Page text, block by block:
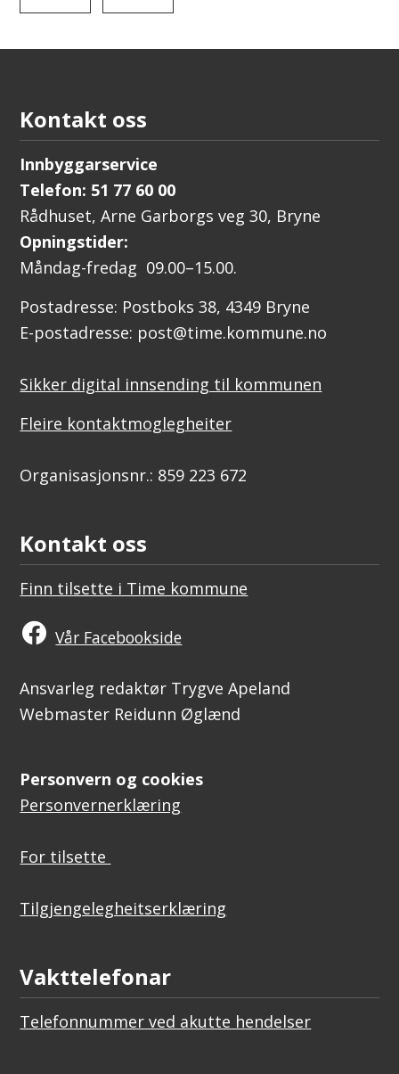
Kontakt oss
Innbyggarservice
Telefon: 51 77 60 00
Rådhuset, Arne Garborgs veg 30, Bryne
Opningstider:
Måndag-fredag 09.00–15.00.
Postadresse: Postboks 38, 4349 Bryne
E-postadresse: post@time.kommune.no
Sikker digital innsending til kommunen
Fleire kontaktmoglegheiter
Organisasjonsnr.: 859 223 672
Kontakt oss
Finn tilsette i Time kommune
Vår Facebookside
Ansvarleg redaktør Trygve Apeland
Webmaster Reidunn Øglænd
Personvern og cookies
Personvernerklæring
For tilsette
Tilgjengelegheitserklæring
Vakttelefonar
Telefonnummer ved akutte hendelser